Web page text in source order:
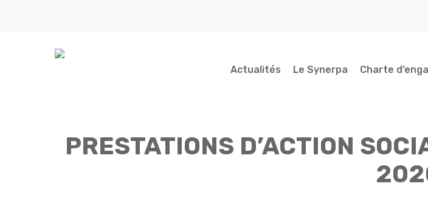
Indiquez votre recherche...
Actualités Le Synerpa Charte
PRESTATIONS D’ACTION